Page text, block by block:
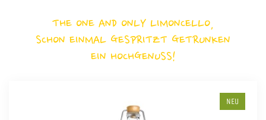
THE ONE AND ONLY LIMONCELLO,
SCHON EINMAL GESPRITZT GETRUNKEN
EIN HOCHGENUSS!
NEU